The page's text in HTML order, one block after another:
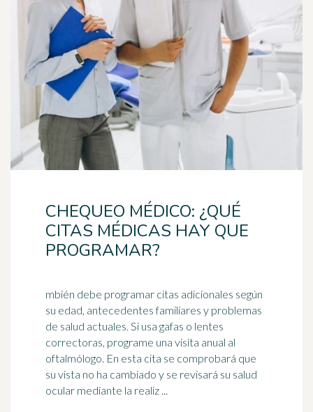
CHEQUEO MÉDICO: ¿QUÉ
CITAS MÉDICAS HAY QUE
PROGRAMAR?
mbién debe programar citas adicionales según
su edad, antecedentes familiares y problemas
de salud actuales. Si usa gafas o lentes
correctoras, programe una visita anual al
oftalmólogo. En esta cita se comprobará que
su vista no ha cambiado y se revisará su salud
ocular mediante la realiz ...